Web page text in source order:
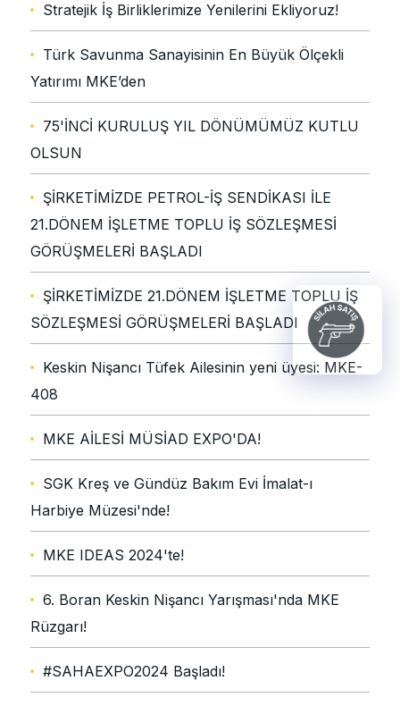
Stratejik İş Birliklerimize Yenilerini Ekliyoruz!
Türk Savunma Sanayisinin En Büyük Ölçekli
Yatırımı MKE’den
75'İNCİ KURULUŞ YIL DÖNÜMÜMÜZ KUTLU
OLSUN
ŞİRKETİMİZDE PETROL-İŞ SENDİKASI İLE
21.DÖNEM İŞLETME TOPLU İŞ SÖZLEŞMESİ
GÖRÜŞMELERİ BAŞLADI
ŞİRKETİMİZDE 21.DÖNEM İŞLETME TOPLU İŞ
SÖZLEŞMESİ GÖRÜŞMELERİ BAŞLADI
Keskin Nişancı Tüfek Ailesinin yeni üyesi: MKE-
408
MKE AİLESİ MÜSİAD EXPO'DA!
SGK Kreş ve Gündüz Bakım Evi İmalat-ı
Harbiye Müzesi'nde!
MKE IDEAS 2024'te!
6. Boran Keskin Nişancı Yarışması'nda MKE
Rüzgarı!
#SAHAEXPO2024 Başladı!